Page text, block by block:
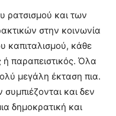
ρατσισμού και των
στην κοινωνία
καπιταλισμού, κάθε
παραπειστικός. Όλα
μεγάλη έκταση πια.
και δεν
δημοκρατική και